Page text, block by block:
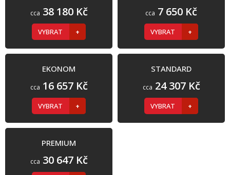
cca 38 180 Kč
VYBRAT
cca 7 650 Kč
VYBRAT
EKONOM
cca 16 657 Kč
VYBRAT
STANDARD
cca 24 307 Kč
VYBRAT
PREMIUM
cca 30 647 Kč